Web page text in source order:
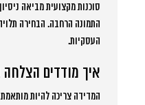
סוכנות מקצועית מביאה
התמונה הרחבה. הבחירה
העסקיות.
איך מודדים הצלחה
המדידה צריכה להיות